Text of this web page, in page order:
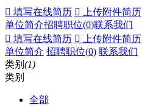
 填写在线简历  上传附件简历
单位简介招聘职位(0)联系我们
 填写在线简历  上传附件简历
单位简介 招聘职位(0) 联系我们
类别 (1)
类别
全部